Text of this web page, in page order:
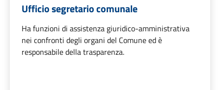
Ufficio segretario comunale
Ha funzioni di assistenza giuridico-amministrativa
nei confronti degli organi del Comune ed è
responsabile della trasparenza.